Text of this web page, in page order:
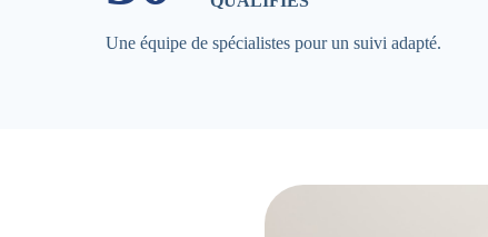
Une équipe de spécialistes pour un suivi adapté.